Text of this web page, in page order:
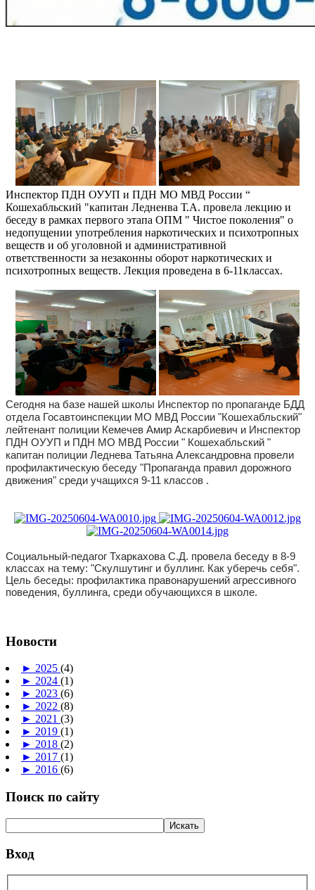
Инспектор ПДН ОУУП и ПДН МО МВД России “
Кошехабльский "капитан Ледненва Т.А. провела лекцию и
беседу в рамках первого этапа ОПМ " Чистое поколения" о
недопущении употребления наркотических и психотропных
веществ и об уголовной и административной
ответственности за незаконны оборот наркотических и
психотропных веществ. Лекция проведена в 6-11классах.
Сегодня на базе нашей школы Инспектор по пропаганде БДД
отдела Госавтоинспекции МО МВД России "Кошехабльский"
лейтенант полиции Кемечев Амир Аскарбиевич и Инспектор
ПДН ОУУП и ПДН МО МВД России " Кошехабльский "
капитан полиции Леднева Татьяна Александровна провели
профилактическую беседу "Пропаганда правил дорожного
движения" среди учащихся 9-11 классов .
Социальный-педагог Тхаркахова С.Д. провела беседу в 8-9
классах на тему: "Скулшутинг и буллинг. Как уберечь себя".
Цель беседы: профилактика правонарушений агрессивного
поведения, буллинга, среди обучающихся в школе.
Новости
► 2025 (4)
► 2024 (1)
► 2023 (6)
► 2022 (8)
► 2021 (3)
► 2019 (1)
► 2018 (2)
► 2017 (1)
► 2016 (6)
Поиск по сайту
Вход